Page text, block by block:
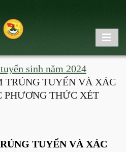
sinh năm 2024
TRÚNG TUYỂN VÀ XÁC
PHƯƠNG THỨC XÉT
TUYỂN VÀ XÁC